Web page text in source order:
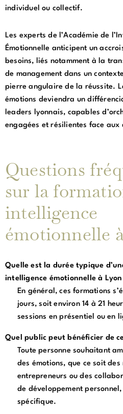
individuel ou collectif.
Les experts de l’Académie de
Émotionnelle anticipent un
besoins, liés notamment à la
de management dans un
pierre angulaire de la réussite.
émotions deviendra un
leaders lyonnais, capables
engagées et résilientes face aux
Questions
sur la
intelligence
émotionnelle
Quelle est la durée typique
intelligence émotionnelle à Lyon
En général, ces formations
jours, soit environ 14 à 21
sessions en présentiel ou en
Quel public peut bénéficier de
Toute personne souhaitant
des émotions, que ce soit des
entrepreneurs ou des
de développement
spécifique.